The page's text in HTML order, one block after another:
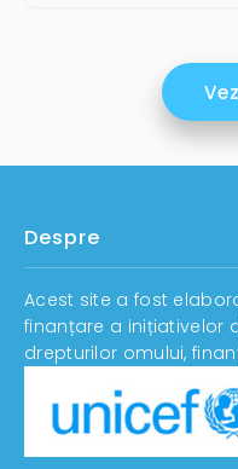
Despre
Acest site a fost
finanțare a inițiativelor
drepturilor omului,